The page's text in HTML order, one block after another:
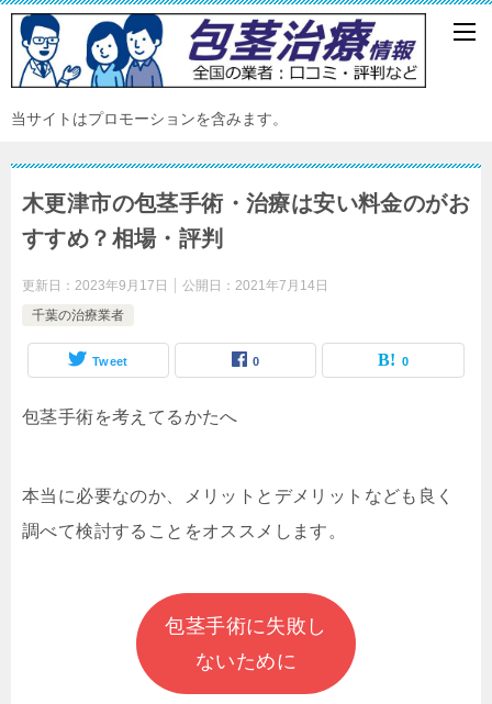
当サイトはプロモーションを含みます。
木更津市の包茎手術・治療は安い料金のがお
すすめ？相場・評判
更新日： 2023年9月17日 公開日： 2021年7月14日
千葉の治療業者
Tweet 0 0
包茎手術を考えてるかたへ
本当に必要なのか、メリットとデメリットなども良く
調べて検討することをオススメします。
包茎手術に失敗し
ないために